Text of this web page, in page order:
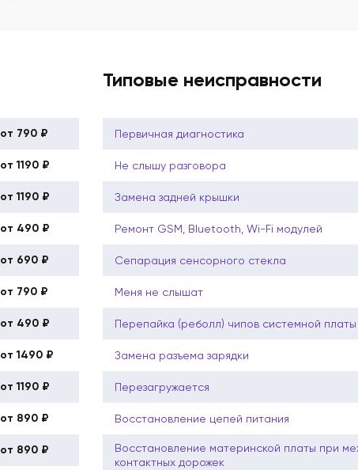
от 790 ₽
от 1190 ₽
от 1190 ₽
от 490 ₽
от 690 ₽
от 790 ₽
от 490 ₽
от 1490 ₽
от 1190 ₽
от 890 ₽
от 890 ₽
Типовые неисправности
Первичная диагностика
Не слышу разговора
Замена задней крышки
Ремонт GSM, Bluetooth, Wi-Fi модулей
Сепарация сенсорного стекла
Меня не слышат
Перепайка (реболл) чипов системной платы
Замена разъема зарядки
Перезагружается
Восстановление цепей питания
Восстановление материнской платы при
контактных дорожек